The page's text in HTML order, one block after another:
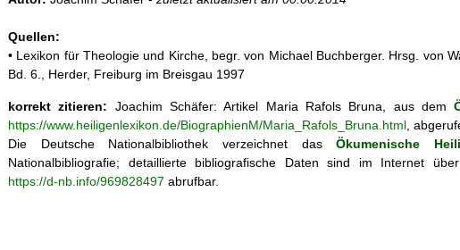
Quellen:
• Lexikon für Theologie und Kirche, begr. von Michael Buchberger. Hrsg. von
Bd. 6., Herder, Freiburg im Breisgau 1997
korrekt zitieren: Joachim Schäfer: Artikel Maria Rafols Bruna, aus dem
https://www.heiligenlexikon.de/BiographienM/Maria_Rafols_Bruna.html ,
Die Deutsche Nationalbibliothek verzeichnet dasÖkumenische
Nationalbibliografie; detaillierte bibliografische Daten sind im Internet über
https://d-nb.info/969828497 abrufbar.